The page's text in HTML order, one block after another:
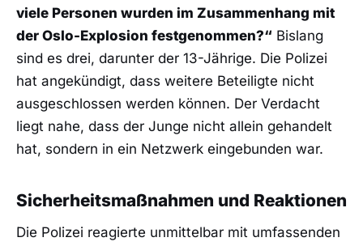
viele Personen wurden im Zusammenhang mit
der Oslo-Explosion festgenommen?“ Bislang
sind es drei, darunter der 13-Jährige. Die Polizei
hat angekündigt, dass weitere Beteiligte nicht
ausgeschlossen werden können. Der Verdacht
liegt nahe, dass der Junge nicht allein gehandelt
hat, sondern in ein Netzwerk eingebunden war.
Sicherheitsmaßnahmen und Reaktionen
Die Polizei reagierte unmittelbar mit umfassenden